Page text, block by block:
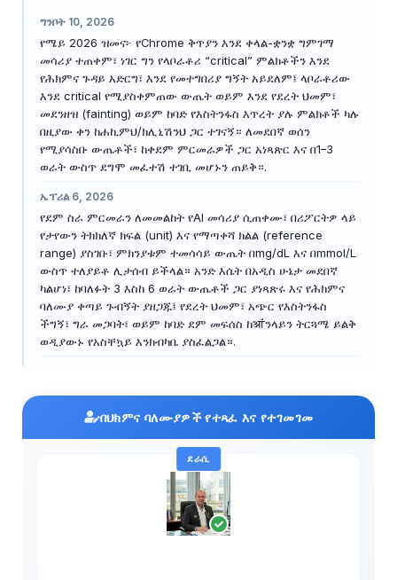
ግንቦት 10, 2026
የሜይ 2026 ዝመና፦ የChrome ቅጥያን እንደ ቀላል-ቋንቋ ግምገማ
መሳሪያ ተጠቀም፣ ነገር ግን የላቦራቶሪ “critical” ምልክቶችን እንደ
የሕክምና ጉዳይ አድርግ፣ እንደ የመተግበሪያ ግኝት አይደለም፤ ላቦራቶሪው
እንደ critical የሚያስቀምጠው ውጤት ወይም እንደ የደረት ህመም፣
መደንዘዝ (fainting) ወይም ከባድ የእስትንፋስ እጥረት ያሉ ምልክቶች ካሉ
በዚያው ቀን ከሐኪምህ/ክሊኒሽንህ ጋር ተገናኝ። ለመደበኛ ወሰን
የሚያሳስቡ ውጤቶች፣ ከቀደም ምርመራዎች ጋር አነጻጽር እና በ1–3
ወራት ውስጥ ደግሞ መፈተሽ ተገቢ መሆኑን ጠይቅ።.
ኤፕሪል 6, 2026
የደም ስራ ምርመራን ለመመልከት የAI መሳሪያ ሲጠቀሙ፣ በሪፖርትዎ ላይ
የታየውን ትክክለኛ ክፍል (unit) እና የማጣቀሻ ክልል (reference
range) ያስገቡ፣ ምክንያቱም ተመሳሳይ ውጤት በmg/dL እና በmmol/L
ውስጥ ተለያይቶ ሊታሰብ ይችላል። አንድ እሴት በአዲስ ሁኔታ መደበኛ
ካልሆነ፣ ከባለፉት 3 እስከ 6 ወራት ውጤቶች ጋር ያነጻጽሩ እና የሕክምና
ባለሙያ ቀጣይ ጉብኝት ያዘጋጁ፤ የደረት ህመም፣ አጭር የእስትንፋስ
ችግኝ፣ ግራ መጋባት፣ ወይም ከባድ ደም መፍሰስ ከऑንላይን ትርጓሜ ይልቅ
ወዲያውኑ የአስቸኳይ እንክብካቤ ያስፈልጋል።.
በህክምና ባለሙያዎች የተጻፈ እና የተገመገመ
ደራሲ